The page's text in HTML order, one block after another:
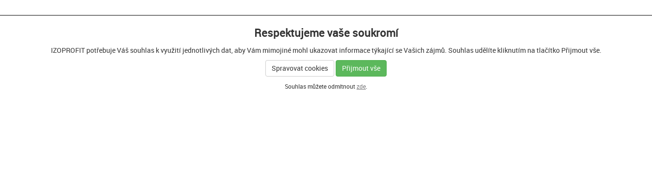
Respektujeme vaše soukromí
IZOPROFIT potřebuje Váš souhlas k využití jednotlivých dat, aby Vám mimojiné mohl ukazovat informace týkající se Vašich zájmů. Souhlas udělíte kliknutím na tlačítko Přijmout vše.
Spravovat cookies
Přijmout vše
Souhlas můžete odmítnoutzde